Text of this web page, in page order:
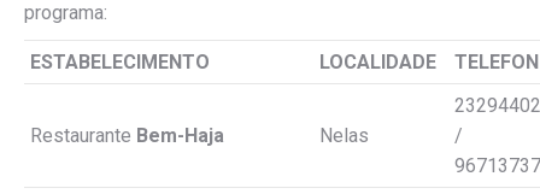
programa:
ESTABELECIMENTO LOCALIDADE
Restaurante Bem-Haja Nelas
/